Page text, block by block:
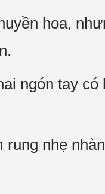
hoa,
ngón tay
nhẹ